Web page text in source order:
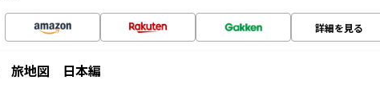
詳細を見る
旅地図 日本編